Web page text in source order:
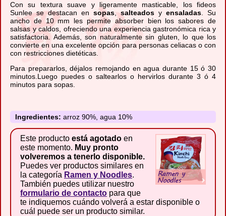
Con su textura suave y ligeramente masticable, los fideos
Sunlee se destacan en sopas ,salteados y ensaladas . Su
ancho de 10 mm les permite absorber bien los sabores de
salsas y caldos, ofreciendo una experiencia gastronómica rica y
satisfactoria. Además, son naturalmente sin gluten, lo que los
convierte en una excelente opción para personas celiacas o con
con restricciones dietéticas.
Para prepararlos, déjalos remojando en agua durante 15 ó 30
minutos.Luego puedes o saltearlos o hervirlos durante 3 ó 4
minutos para sopas.
Ingredientes: arroz 90%, agua 10%
Este producto está agotado en
este momento. Muy pronto
volveremos a tenerlo disponible.
Puedes ver productos similares en
la categoría Ramen y Noodles.
También puedes utilizar nuestro
formulario de contacto para que
te indiquemos cuándo volverá a estar disponible o
cuál puede ser un producto similar.